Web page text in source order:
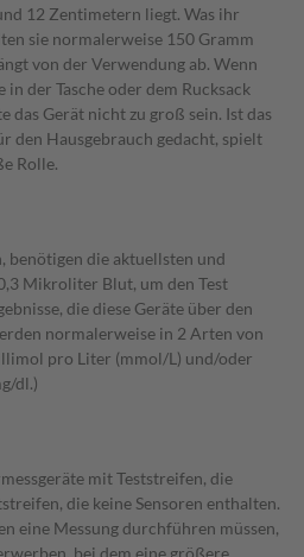
12 Zentimetern liegt. Was ihr
sie normalerweise 150 Gramm
von der Verwendung ab. Wenn
der Tasche oder dem Rucksack
Gerät nicht zu groß sein. Ist das
den Hausgebrauch gedacht, spielt
Rolle.
benötigen die aktuellsten und
Mikroliter Blut, um den Test
die diese Geräte über den
normalerweise in 2 Arten von
pro Liter (mmol/L) und/oder
dl.)
mit Teststreifen, die
die keine Sensoren enthalten.
eine Messung durchführen müssen,
bei dem eine größere